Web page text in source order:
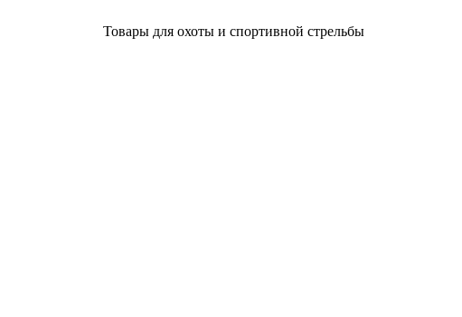
Товары для охоты и спортивной стрельбы